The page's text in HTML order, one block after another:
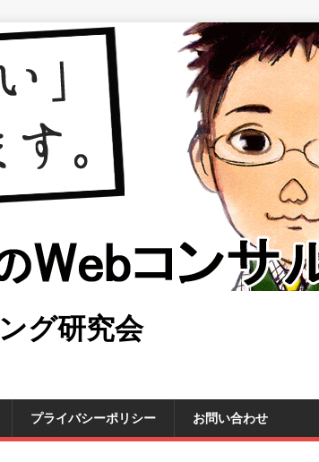
グ研究会
プライバシーポリシー お問い合わせ